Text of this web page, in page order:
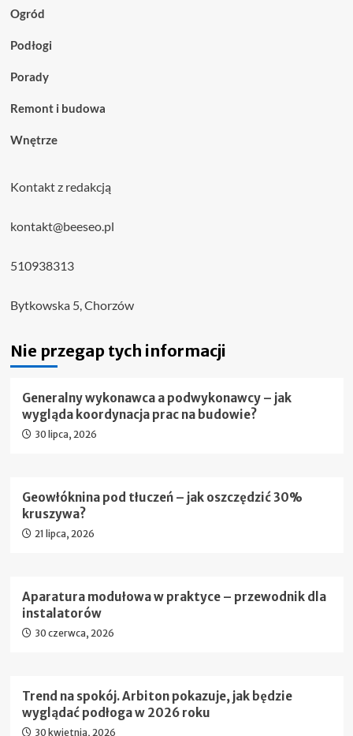
Ogród
Podłogi
Porady
Remont i budowa
Wnętrze
Kontakt z redakcją
kontakt@beeseo.pl
510938313
Bytkowska 5, Chorzów
Nie przegap tych informacji
Generalny wykonawca a podwykonawcy – jak
wygląda koordynacja prac na budowie?
30 lipca, 2026
Geowłóknina pod tłuczeń – jak oszczędzić 30%
kruszywa?
21 lipca, 2026
Aparatura modułowa w praktyce – przewodnik dla
instalatorów
30 czerwca, 2026
Trend na spokój. Arbiton pokazuje, jak będzie
wyglądać podłoga w 2026 roku
30 kwietnia, 2026